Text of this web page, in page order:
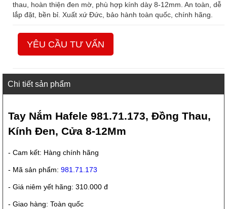
thau, hoàn thiện đen mờ, phù hợp kính dày 8-12mm. An toàn, dễ
lắp đặt, bền bỉ. Xuất xứ Đức, bảo hành toàn quốc, chính hãng.
YÊU CẦU TƯ VẤN
Chi tiết sản phẩm
Tay Nắm Hafele 981.71.173, Đồng Thau,
Kính Đen, Cửa 8-12Mm
- Cam kết: Hàng chính hãng
- Mã sản phẩm: 981.71.173
- Giá niêm yết hãng: 310.000 đ
- Giao hàng: Toàn quốc